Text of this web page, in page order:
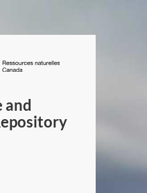
/
Canada
and